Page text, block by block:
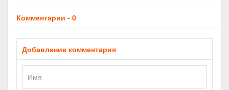
Комментарии - 0
Добавление комментария